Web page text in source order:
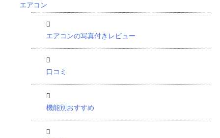
エアコン
エアコンの写真付きレビュー
口コミ
機能別おすすめ